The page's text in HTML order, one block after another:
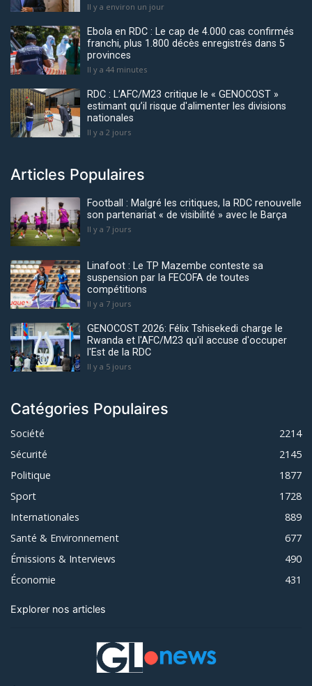
Il y a environ un jour
Ebola en RDC : Le cap de 4.000 cas confirmés
franchi, plus 1.800 décès enregistrés dans 5
provinces
Il y a 44 minutes
RDC : L’AFC/M23 critique le « GENOCOST »
estimant qu’il risque d'alimenter les divisions
nationales
Il y a 2 jours
Articles Populaires
Football : Malgré les critiques, la RDC renouvelle
son partenariat « de visibilité » avec le Barça
Il y a 7 jours
Linafoot : Le TP Mazembe conteste sa
suspension par la FECOFA de toutes
compétitions
Il y a 7 jours
GENOCOST 2026: Félix Tshisekedi charge le
Rwanda et l'AFC/M23 qu'il accuse d'occuper
l'Est de la RDC
Il y a 5 jours
Catégories Populaires
Société
2214
Sécurité
2145
Politique
1877
Sport
1728
Internationales
889
Santé & Environnement
677
Émissions & Interviews
490
Économie
431
Explorer nos articles